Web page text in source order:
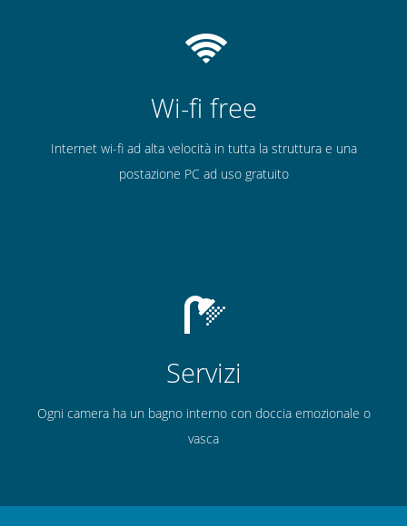
Wi-fi free
Internet wi-fi ad alta velocità in tutta la struttura e una
postazione PC ad uso gratuito
Servizi
Ogni camera ha un bagno interno con doccia emozionale o
vasca